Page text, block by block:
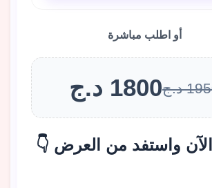
أو اطلب مباشرة
د.ج 1800 د.ج
واستفد من العرض 👇